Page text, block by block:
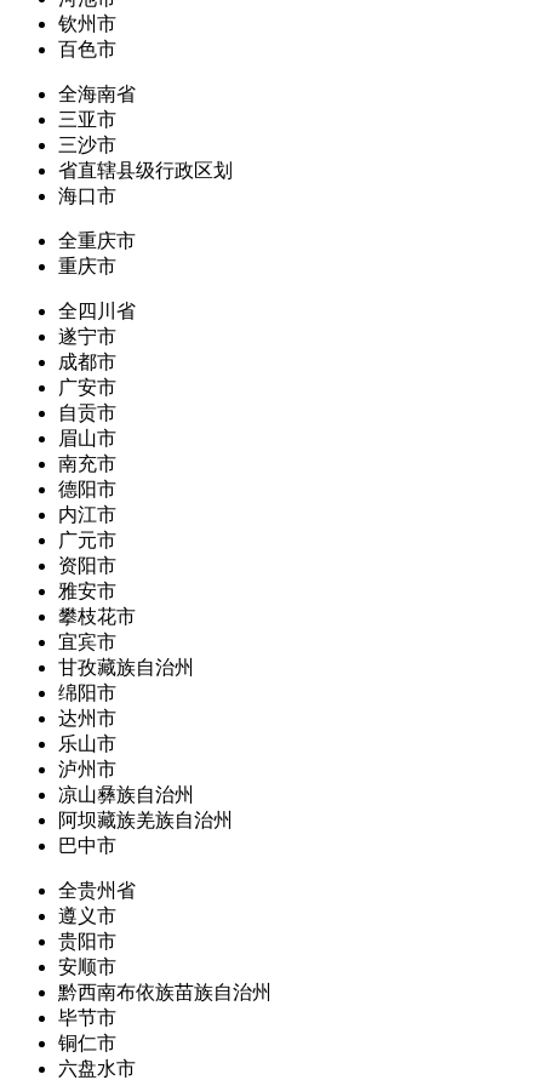
钦州市
百色市
全海南省
三亚市
三沙市
省直辖县级行政区划
海口市
全重庆市
重庆市
全四川省
遂宁市
成都市
广安市
自贡市
眉山市
南充市
德阳市
内江市
广元市
资阳市
雅安市
攀枝花市
宜宾市
甘孜藏族自治州
绵阳市
达州市
乐山市
泸州市
凉山彝族自治州
阿坝藏族羌族自治州
巴中市
全贵州省
遵义市
贵阳市
安顺市
黔西南布依族苗族自治州
毕节市
铜仁市
六盘水市